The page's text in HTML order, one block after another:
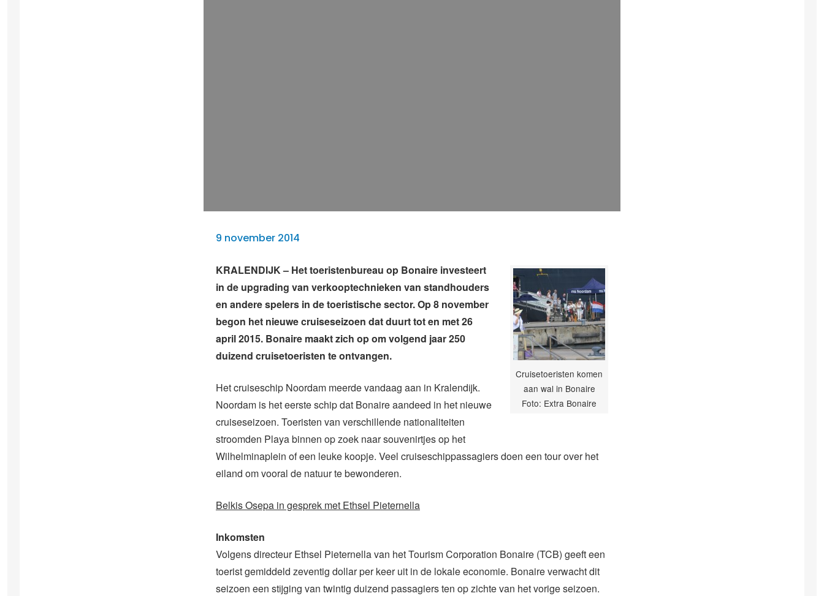
9 november 2014
Cruisetoeristen komen
aan wal in Bonaire
Foto: Extra Bonaire
KRALENDIJK – Het toeristenbureau op Bonaire investeert
in de upgrading van verkooptechnieken van standhouders
en andere spelers in de toeristische sector. Op 8 november
begon het nieuwe cruiseseizoen dat duurt tot en met 26
april 2015. Bonaire maakt zich op om volgend jaar 250
duizend cruisetoeristen te ontvangen.
Het cruiseschip Noordam meerde vandaag aan in Kralendijk.
Noordam is het eerste schip dat Bonaire aandeed in het nieuwe
cruiseseizoen. Toeristen van verschillende nationaliteiten
stroomden Playa binnen op zoek naar souvenirtjes op het
Wilhelminaplein of een leuke koopje. Veel cruiseschippassagiers doen een tour over het
eiland om vooral de natuur te bewonderen.
Belkis Osepa in gesprek met Ethsel Pieternella
Inkomsten
Volgens directeur Ethsel Pieternella van het Tourism Corporation Bonaire (TCB) geeft een
toerist gemiddeld zeventig dollar per keer uit in de lokale economie. Bonaire verwacht dit
seizoen een stijging van twintig duizend passagiers ten op zichte van het vorige seizoen.